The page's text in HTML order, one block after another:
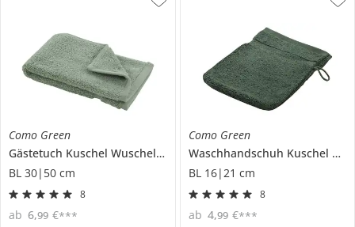
Como Green
Gästetuch Kuschel Wuschel Neu
BL 30|50 cm
8
ab 6,99 €***
Como Green
Waschhandschuh Kuschel Wuschel Neu
BL 16|21 cm
8
ab 4,99 €***